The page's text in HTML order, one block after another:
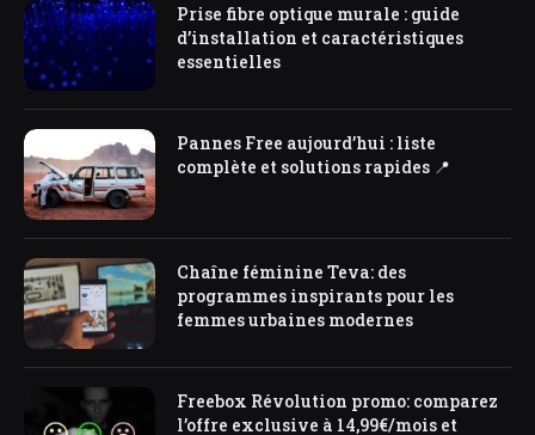
Prise fibre optique murale : guide
d’installation et caractéristiques
essentielles
Pannes Free aujourd’hui : liste
complète et solutions rapides 📍
Chaîne féminine Teva: des
programmes inspirants pour les
femmes urbaines modernes
Freebox Révolution promo: comparez
l’offre exclusive à 14,99€/mois et